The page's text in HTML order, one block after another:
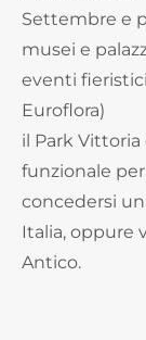
Settembre e
musei e
eventi
Euroflora)
il Park
funzionale
concedersi
Italia, oppure
Antico.